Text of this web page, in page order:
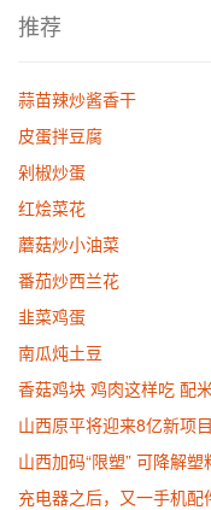
推荐
蒜苗辣炒酱香干
皮蛋拌豆腐
剁椒炒蛋
红烩菜花
蘑菇炒小油菜
番茄炒西兰花
韭菜鸡蛋
南瓜炖土豆
香菇鸡块 鸡肉这样吃 配
山西原平将迎来8亿新项
山西加码“限塑” 可降解
充电器之后，又一手机配